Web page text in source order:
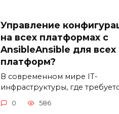
Управление
на всех платформах с
AnsibleAnsible для всех
платформ?
В современном мире IT-
инфраструктуры, где
0 586